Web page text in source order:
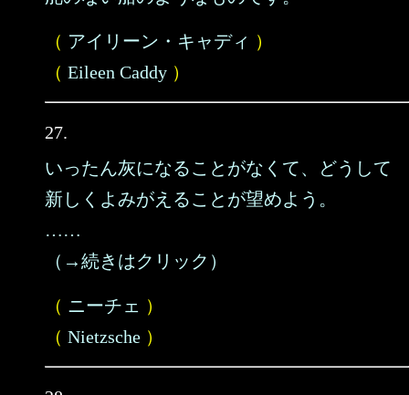
（ アイリーン・キャディ ）
（ Eileen Caddy ）
27.
いったん灰になることがなくて、どうして
新しくよみがえることが望めよう。
……
（→続きはクリック）
（ ニーチェ ）
（ Nietzsche ）